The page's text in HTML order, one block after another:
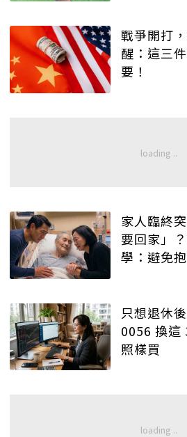
戰爭開打
醒：這三
要！
家人臨終
要回家」
學：避免
只想退休
0056 換這
照樣買